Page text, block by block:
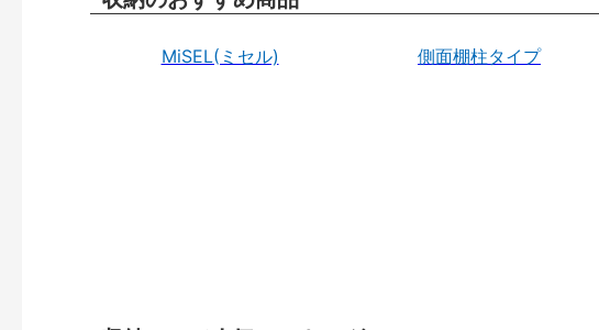
MiSEL(ミセル) 側面棚柱タイプ